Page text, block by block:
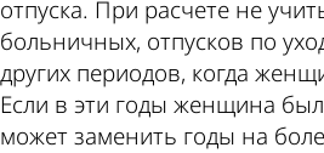
отпуска. При расчете не
больничных, отпусков по
других периодов, когда
Если в эти годы женщина
может заменить годы на